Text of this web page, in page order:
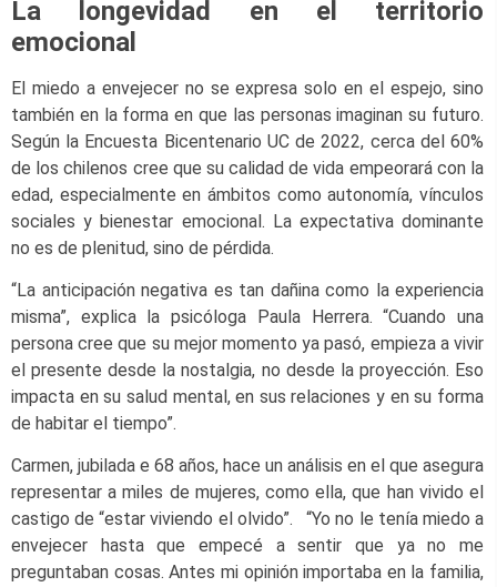
La longevidad en el territorio
emocional
El miedo a envejecer no se expresa solo en el espejo, sino
también en la forma en que las personas imaginan su futuro.
Según la Encuesta Bicentenario UC de 2022, cerca del 60%
de los chilenos cree que su calidad de vida empeorará con la
edad, especialmente en ámbitos como autonomía, vínculos
sociales y bienestar emocional. La expectativa dominante
no es de plenitud, sino de pérdida.
“La anticipación negativa es tan dañina como la experiencia
misma”, explica la psicóloga Paula Herrera. “Cuando una
persona cree que su mejor momento ya pasó, empieza a vivir
el presente desde la nostalgia, no desde la proyección. Eso
impacta en su salud mental, en sus relaciones y en su forma
de habitar el tiempo”.
Carmen, jubilada e 68 años, hace un análisis en el que asegura
representar a miles de mujeres, como ella, que han vivido el
castigo de “estar viviendo el olvido”. “Yo no le tenía miedo a
envejecer hasta que empecé a sentir que ya no me
preguntaban cosas. Antes mi opinión importaba en la familia,